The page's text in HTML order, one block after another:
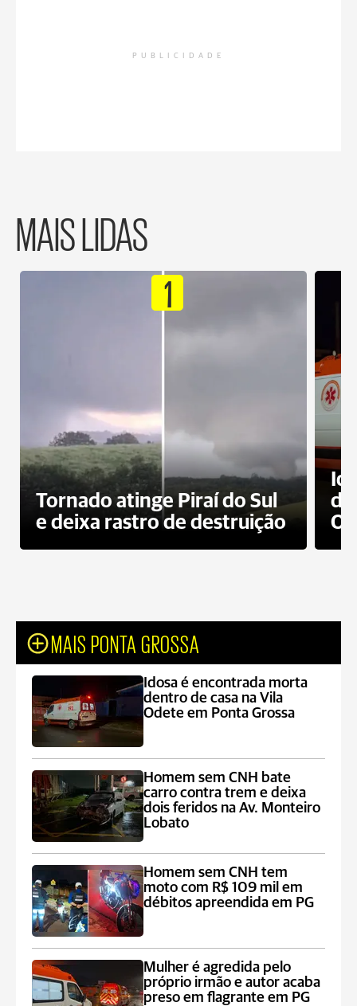
PUBLICIDADE
MAIS LIDAS
1
Tornado atinge Piraí do Sul
e deixa rastro de destruição
MAIS PONTA GROSSA
Idosa é encontrada morta
dentro de casa na Vila
Odete em Ponta Grossa
Homem sem CNH bate
carro contra trem e deixa
dois feridos na Av. Monteiro
Lobato
Homem sem CNH tem
moto com R$ 109 mil em
débitos apreendida em PG
Mulher é agredida pelo
próprio irmão e autor acaba
preso em flagrante em PG